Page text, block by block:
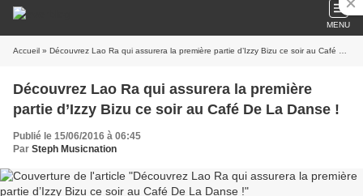
MENU
Accueil » Découvrez Lao Ra qui assurera la première partie d’Izzy Bizu ce soir au Café De La Danse !
Découvrez Lao Ra qui assurera la première
partie d’Izzy Bizu ce soir au Café De La Danse !
Publié le 15/06/2016 à 06:45
Par Steph Musicnation